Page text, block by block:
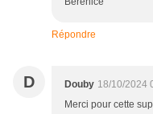
Répondre
D Douby 18/10/2024
Merci pour cette